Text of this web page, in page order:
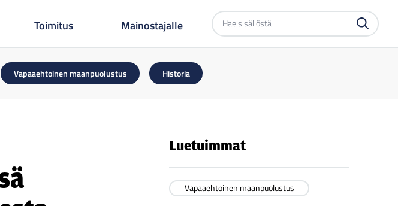
Toimitus Mainostajalle
Etsi
sivustolta
Vapaaehtoinen maanpuolustus Historia
Luetuimmat
Vapaaehtoinen maanpuolustus